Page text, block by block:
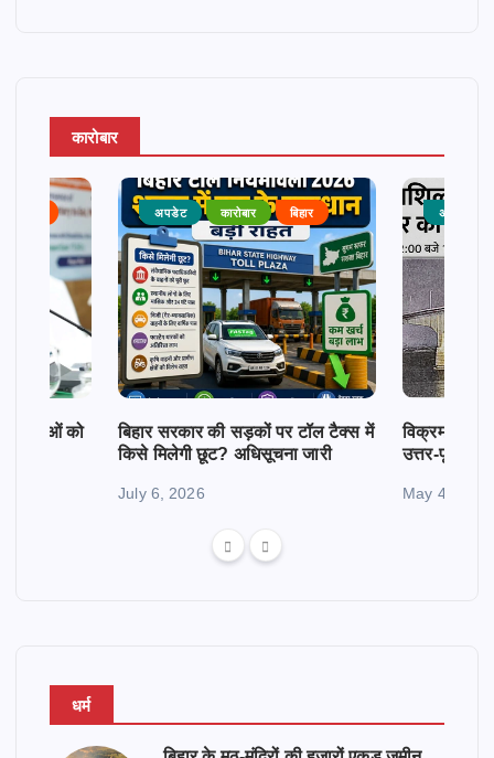
कारोबार
महिलाओं को
अपडेट कारोबार बिहार
बिहार सरकार की सड़कों पर टॉल टैक्स में
किसे मिलेगी छूट? अधिसूचना जारी
July 6, 2026
अपडेट
विक्रमशिला
उत्तर-पूर्व
May 4, 2026
धर्म